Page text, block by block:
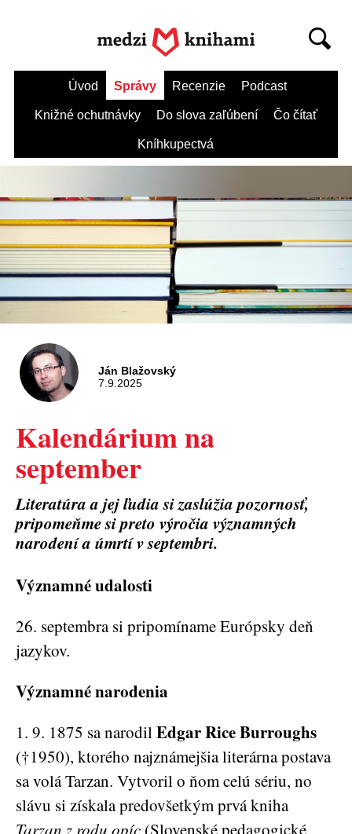
Úvod Správy Recenzie Podcast
Knižné ochutnávky Do slova zaľúbení Čo čítať
Kníhkupectvá
Ján Blažovský
7.9.2025
Kalendárium na
september
Literatúra a jej ľudia si zaslúžia pozornosť,
pripomeňme si preto výročia významných
narodení a úmrtí v septembri.
Významné udalosti
26. septembra si pripomíname Európsky deň
jazykov.
Významné narodenia
1. 9. 1875 sa narodilEdgar Rice Burroughs
(†1950), ktorého najznámejšia literárna postava
sa volá Tarzan. Vytvoril o ňom celú sériu, no
slávu si získala predovšetkým prvá kniha
Tarzan z rodu opíc (Slovenské pedagogické